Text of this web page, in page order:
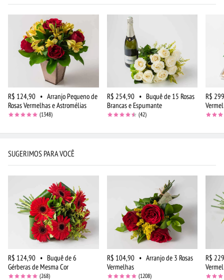
R$ 124,90 • Arranjo Pequeno de
Rosas Vermelhas e Astromélias
(1348)
R$ 254,90 • Buquê de 15 Rosas
Brancas e Espumante
(42)
R$
SUGERIMOS PARA VOCÊ
R$ 124,90 • Buquê de 6
Gérberas de Mesma Cor
(268)
R$ 104,90 • Arranjo de 3 Rosas
Vermelhas
(1208)
R$